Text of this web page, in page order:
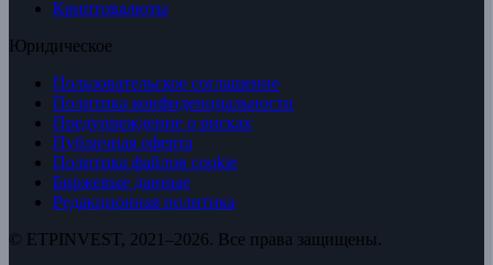
Криптовалюты
Юридическое
Пользовательское соглашение
Политика конфиденциальности
Предупреждение о рисках
Публичная оферта
Политика файлов cookie
Биржевые данные
Редакционная политика
© ETPINVEST, 2021–2026. Все права защищены.